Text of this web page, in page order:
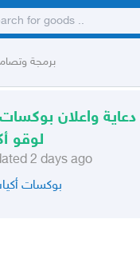
برمجة
واعلان
لوقو
2 days ago
بوكسات